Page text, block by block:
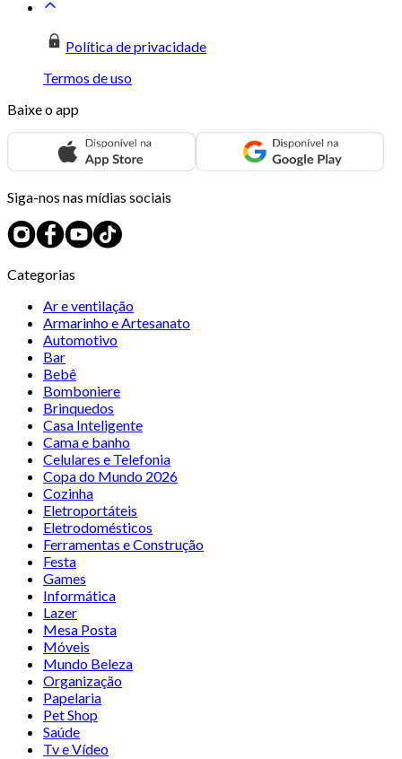
Política de privacidade
Termos de uso
Baixe o app
Siga-nos nas mídias sociais
Categorias
Ar e ventilação
Armarinho e Artesanato
Automotivo
Bar
Bebê
Bomboniere
Brinquedos
Casa Inteligente
Cama e banho
Celulares e Telefonia
Copa do Mundo 2026
Cozinha
Eletroportáteis
Eletrodomésticos
Ferramentas e Construção
Festa
Games
Informática
Lazer
Mesa Posta
Móveis
Mundo Beleza
Organização
Papelaria
Pet Shop
Saúde
Tv e Vídeo